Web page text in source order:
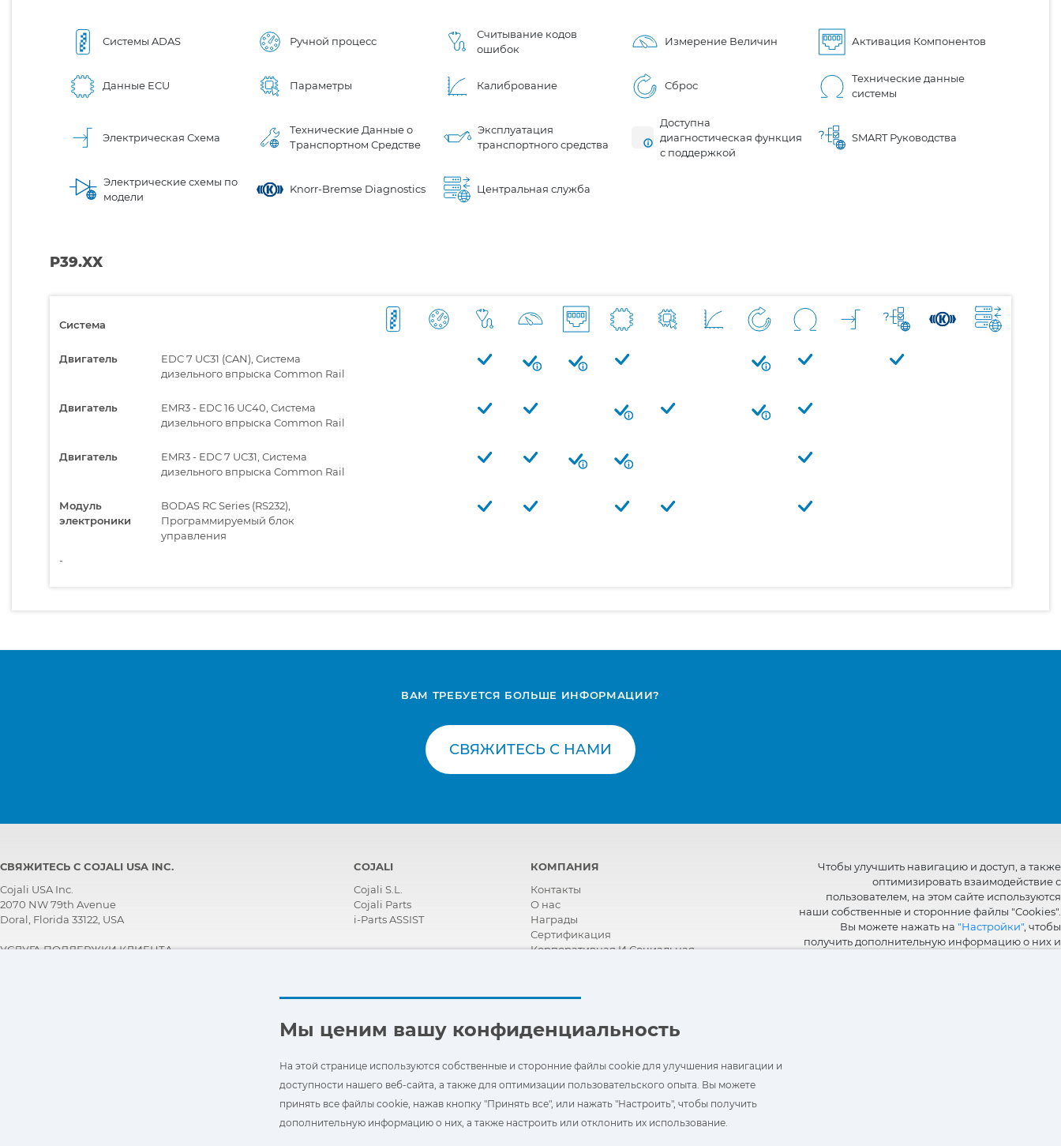
Системы ADAS Ручной процесс
Считывание кодов
ошибок
Измерение Величин Активация Компонентов
Данные ECU Параметры Калибрование Сброс
Технические данные
системы
Электрическая Схема
Технические Данные о
Транспортном Средстве
Эксплуатация
транспортного средства
Доступна
диагностическая функция
с поддержкой
SMART Руководства
Электрические схемы по
модели
Knorr-Bremse Diagnostics Центральная служба
P39.XX
Система
Двигатель
EDC 7 UC31 (CAN), Система
дизельного впрыска Common Rail
Двигатель
EMR3 - EDC 16 UC40, Система
дизельного впрыска Common Rail
Двигатель
EMR3 - EDC 7 UC31, Система
дизельного впрыска Common Rail
Модуль
электроники
BODAS RC Series (RS232),
Программируемый блок
управления
-
ВАМ ТРЕБУЕТСЯ БОЛЬШЕ ИНФОРМАЦИИ?
СВЯЖИТЕСЬ С НАМИ
СВЯЖИТЕСЬ С COJALI USA INC.
Cojali USA Inc.
2070 NW 79th Avenue
Doral, Florida 33122, USA
УСЛУГА ПОДДЕРЖКИ КЛИЕНТА
COJALI
Cojali S.L.
Cojali Parts
i-Parts ASSIST
КОМПАНИЯ
Контакты
О нас
Награды
Сертификация
Корпоративная И Социальная
Новости
FAQ - ЧАСТО ЗАДАВАЕМЫЕ
ВОПРОСЫ
Чтобы улучшить навигацию и доступ, а также
оптимизировать взаимодействие с
пользователем, на этом сайте используются
наши собственные и сторонние файлы "Cookies".
Вы можете нажать на "Настройки" , чтобы
получить дополнительную информацию о них и
Мы ценим вашу конфиденциальность
На этой странице используются собственные и сторонние файлы cookie для улучшения навигации и
доступности нашего веб-сайта, а также для оптимизации пользовательского опыта. Вы можете
принять все файлы cookie, нажав кнопку "Принять все", или нажать "Настроить", чтобы получить
дополнительную информацию о них, а также настроить или отклонить их использование.